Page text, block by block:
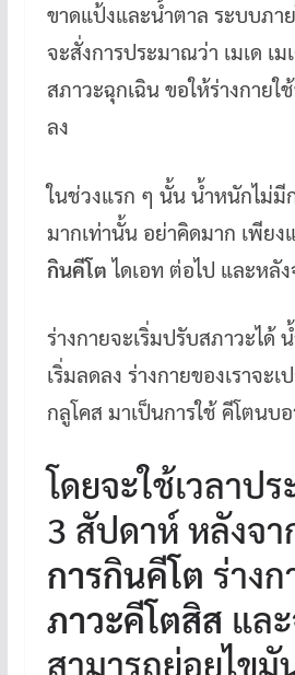
ขาดแป้งและน้ำตาล ระบบภาย
จะสั่งการประมาณว่า เมเด เม
สภาวะฉุกเฉิน ขอให้ร่างกายใ
ลง
ในช่วงแรก ๆ นั้น น้ำหนักไม่มี
มากเท่านั้น อย่าคิดมาก เพีย
กินคีโต ไดเอท ต่อไป และหลั
ร่างกายจะเริ่มปรับสภาวะได้
เริ่มลดลง ร่างกายของเราจะ
กลูโคส มาเป็นการใช้ คีโตนบ
โดยจะใช้เวลาป
3 สัปดาห์ หลังจา
การกินคีโต ร่าง
ภาวะคีโตสิส แล
สามารถย่อยไข